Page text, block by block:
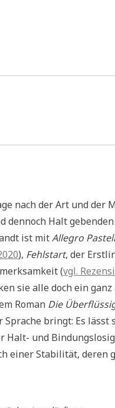
nach der Art und der
dennoch Halt gebenden
ist mitAllegro
), Fehlstart, der
(vgl.
sie alle doch ein ganz
Roman Die
bringt: Es lässt
Halt- und
einer Stabilität, deren